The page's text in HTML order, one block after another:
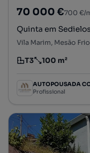
70 000 €700 €/
Quinta em
Vila Marim, Mesão
Tipologia
T3
Preço por metro
100 m²
AUTOPOUSADA
Profissional